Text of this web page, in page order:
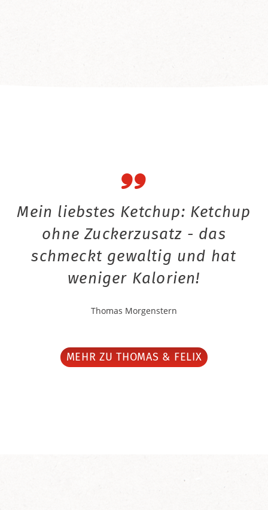
Mein liebstes Ketchup: Ketchup
ohne Zuckerzusatz - das
schmeckt gewaltig und hat
weniger Kalorien!
Thomas Morgenstern
MEHR ZU THOMAS & FELIX